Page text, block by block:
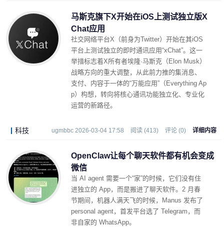
马斯克旗下X开始在iOS上测试独立版X
Chat应用
社交网络平台X（前身为Twitter）开始在其iOS
平台上测试独立的即时通讯应用“xChat”。这一
举措标志着X所有者埃隆·马斯克（Elon Musk）
战略方向的重大调整，从此前力推的集消息、
支付、内容于一体的“万能应用”（Everything Ap
p）构想，转向将核心通讯功能独立化、专业化
运营的新路径。
科技 ugmbbc 2026-03-04 17:58 阅读 (413) 评论 (0) 详细内容
OpenClaw让每个聊天软件都有机会变成
微信
当 AI agent 需要一个“家”的时候，它们没有住
进独立的 App，而是搬进了聊天软件。2 月春
节期间，机器人满天飞的时候，Manus 发布了
personal agent，首发平台选了 Telegram，而
非自家的 WhatsApp。